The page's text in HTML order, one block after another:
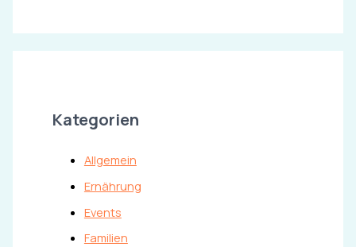
Kategorien
Allgemein
Ernährung
Events
Familien